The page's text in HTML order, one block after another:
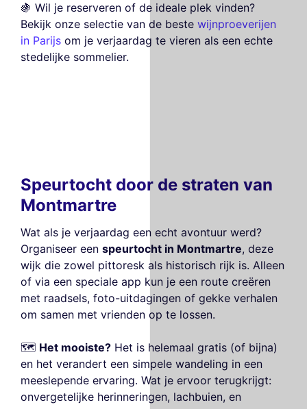
Deze website gebruikt
cookies
🍇 Wil je reserveren of de ideale plek vinden?
Bekijk onze selectie van de beste wijnproeverijen
in Parijs om je verjaardag te vieren als een echte
stedelijke sommelier.
Speurtocht door de straten van
Montmartre
Wat als je verjaardag een echt avontuur werd?
Organiseer een speurtocht in Montmartre, deze
wijk die zowel pittoresk als historisch rijk is. Alleen
of via een speciale app kun je een route creëren
met raadsels, foto-uitdagingen of gekke verhalen
om samen met vrienden op te lossen.
🗺️ Het mooiste? Het is helemaal gratis (of bijna)
en het verandert een simpele wandeling in een
meeslepende ervaring. Wat je ervoor terugkrijgt:
onvergetelijke herinneringen, lachbuien, en